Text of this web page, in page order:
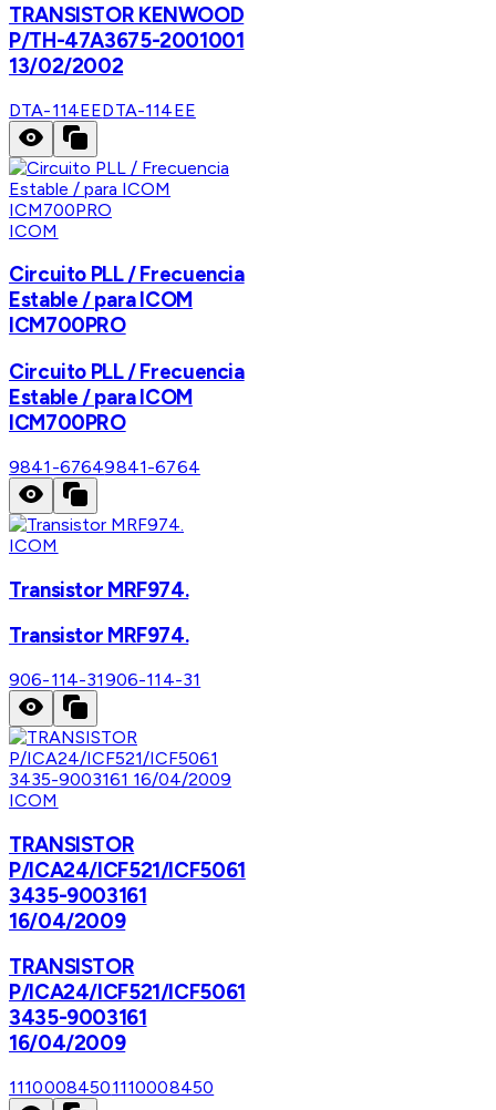
TRANSISTOR KENWOOD
P/TH-47A3675-2001001
13/02/2002
DTA-114EEDTA-114EE
ICOM
Circuito PLL / Frecuencia
Estable / para ICOM
ICM700PRO
Circuito PLL / Frecuencia
Estable / para ICOM
ICM700PRO
9841-67649841-6764
ICOM
Transistor MRF974.
Transistor MRF974.
906-114-31906-114-31
ICOM
TRANSISTOR
P/ICA24/ICF521/ICF5061
3435-9003161
16/04/2009
TRANSISTOR
P/ICA24/ICF521/ICF5061
3435-9003161
16/04/2009
11100084501110008450